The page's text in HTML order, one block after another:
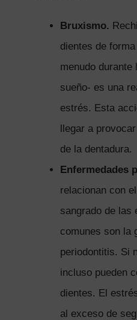
Bruxismo.
dientes de
menudo durante
sueño- es una
estrés. Esta
llegar a
de la dentadura.
Enfermedades
relacionan con
sangrado de las
comunes son la
periodontitis. Si
incluso pueden
dientes. El
al exceso de